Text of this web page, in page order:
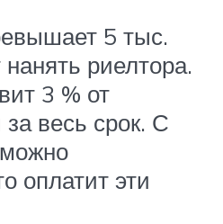
5 тыс.
риелтора.
3 % от
весь срок. С
оплатит эти